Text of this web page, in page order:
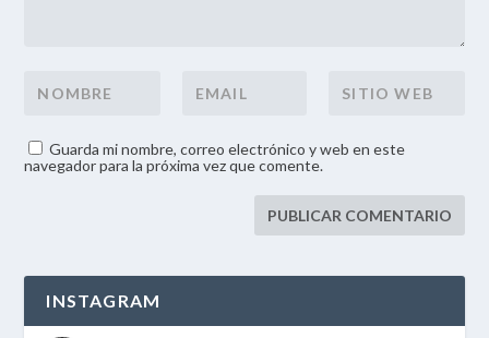
Guarda mi nombre, correo electrónico y web en este
navegador para la próxima vez que comente.
INSTAGRAM